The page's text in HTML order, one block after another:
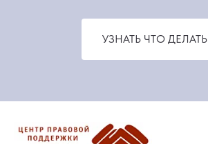
УЗНАТЬ ЧТО ДЕЛАТЬ